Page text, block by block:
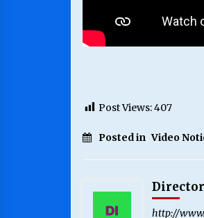
Post Views:407
Posted in Video
Director
http://